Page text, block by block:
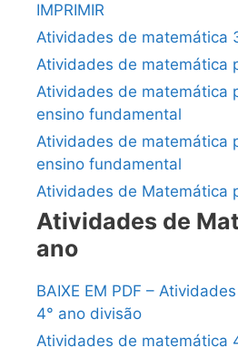
IMPRIMIR
Atividades de matemática
Atividades de matemática
Atividades de matemática
ensino fundamental
Atividades de matemática
ensino fundamental
Atividades de Matemática
Atividades de
ano
BAIXE EM PDF –
4° ano divisão
Atividades de matemática